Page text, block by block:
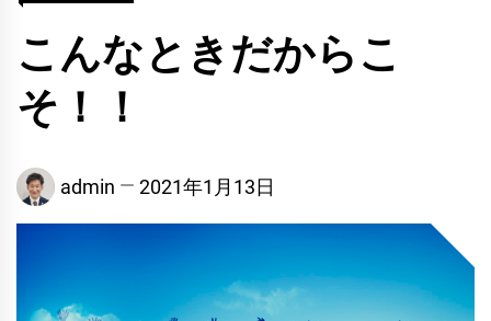
こんなときだからこ
そ！！
admin 2021年1月13日